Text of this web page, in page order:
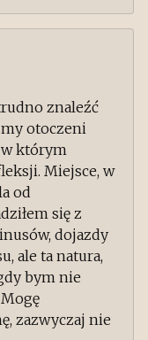
znaleźć
otoczeni
w którym
Miejsce, w
od
się z
dojazdy
ale ta natura,
bym nie
zazwyczaj nie